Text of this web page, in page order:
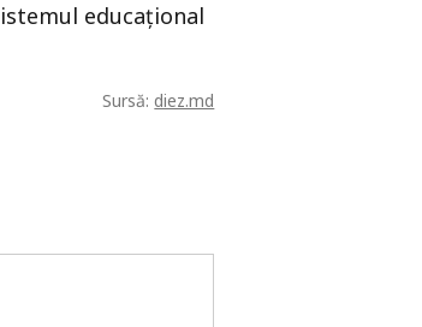
educațional
Sursă:diez.md